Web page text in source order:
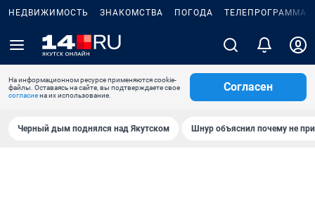
НЕДВИЖИМОСТЬ ЗНАКОМСТВА ПОГОДА ТЕЛЕПРОГРАММА
На информационном ресурсе применяются cookie-
файлы. Оставаясь на сайте, вы подтверждаете свое
согласиена их использование.
Согласен
Черный дым поднялся над Якутском Шнур объяснил почему не